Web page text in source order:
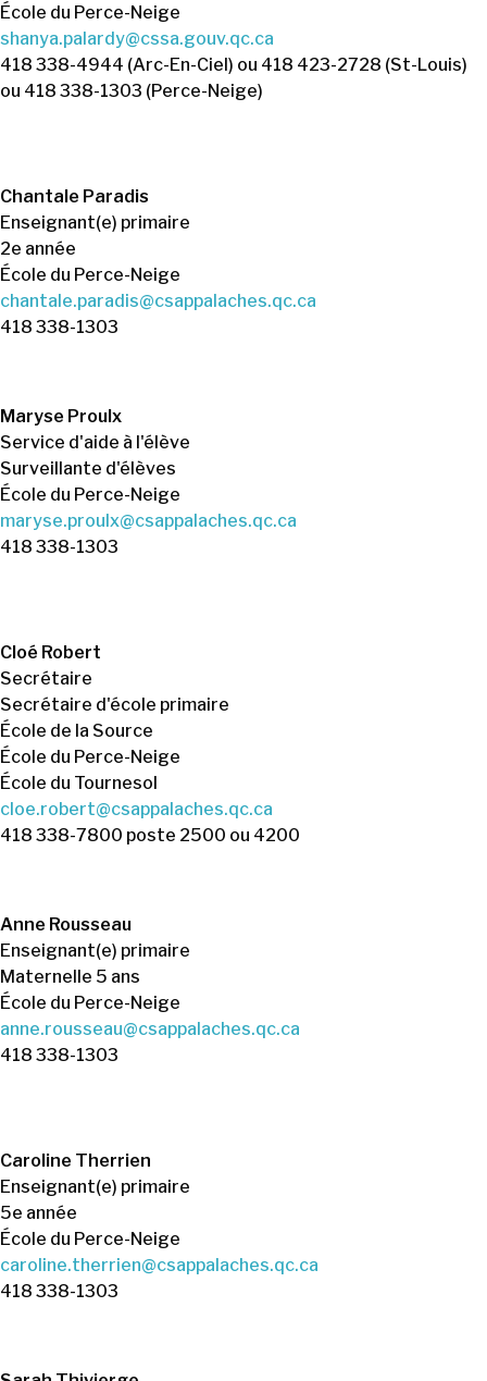
École du Perce-Neige
shanya.palardy@cssa.gouv.qc.ca
418 338-4944 (Arc-En-Ciel) ou 418 423-2728 (St-Louis)
ou 418 338-1303 (Perce-Neige)
Chantale Paradis
Enseignant(e) primaire
2e année
École du Perce-Neige
chantale.paradis@csappalaches.qc.ca
418 338-1303
Maryse Proulx
Service d'aide à l'élève
Surveillante d'élèves
École du Perce-Neige
maryse.proulx@csappalaches.qc.ca
418 338-1303
Cloé Robert
Secrétaire
Secrétaire d'école primaire
École de la Source
École du Perce-Neige
École du Tournesol
cloe.robert@csappalaches.qc.ca
418 338-7800 poste 2500 ou 4200
Anne Rousseau
Enseignant(e) primaire
Maternelle 5 ans
École du Perce-Neige
anne.rousseau@csappalaches.qc.ca
418 338-1303
Caroline Therrien
Enseignant(e) primaire
5e année
École du Perce-Neige
caroline.therrien@csappalaches.qc.ca
418 338-1303